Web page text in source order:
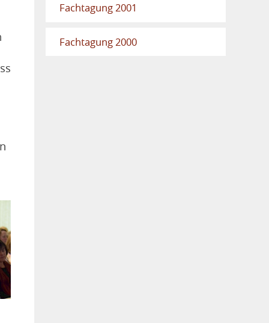
Fachtagung 2001
Fachtagung 2000